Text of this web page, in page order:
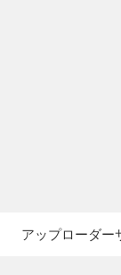
アップローダー